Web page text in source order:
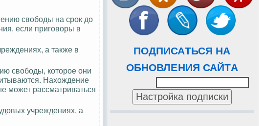
ПОДПИСАТЬСЯ НА
ОБНОВЛЕНИЯ САЙТА
свободы на срок до
если приговоры в
а также в
свободы, которое они
Нахождение
может рассматриваться
учреждениях, а